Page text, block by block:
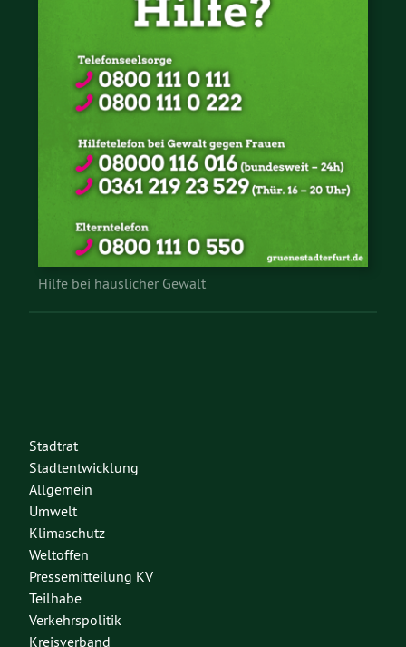
Hilfe bei häuslicher Gewalt
Stadtrat
Stadtentwicklung
Allgemein
Umwelt
Klimaschutz
Weltoffen
Pressemitteilung KV
Teilhabe
Verkehrspolitik
Kreisverband